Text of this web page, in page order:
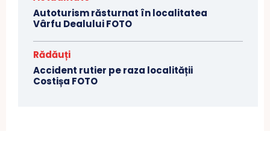
Autoturism răsturnat în localitatea
Vârfu Dealului FOTO
Rădăuți
Accident rutier pe raza localității
Costișa FOTO